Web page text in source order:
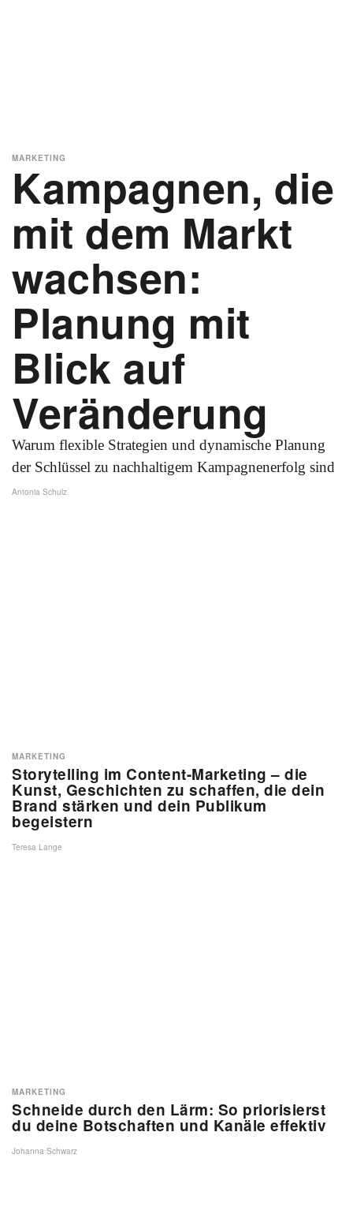
Kampagnen, die
mit dem Markt
wachsen:
Planung mit
Blick auf
Veränderung
Warum flexible Strategien und dynamische Planung
der Schlüssel zu nachhaltigem Kampagnenerfolg sind
MARKETING
Antonia Schulz
Storytelling im Content-Marketing – die
Kunst, Geschichten zu schaffen, die dein
Brand stärken und dein Publikum
begeistern
MARKETING
Teresa Lange
Schneide durch den Lärm: So priorisierst
du deine Botschaften und Kanäle effektiv
MARKETING
Johanna Schwarz